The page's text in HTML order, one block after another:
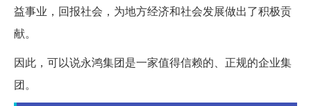
益事业，回报社会，为地方经济和社会发展做出了积极贡
献。
因此，可以说永鸿集团是一家值得信赖的、正规的企业集
团。